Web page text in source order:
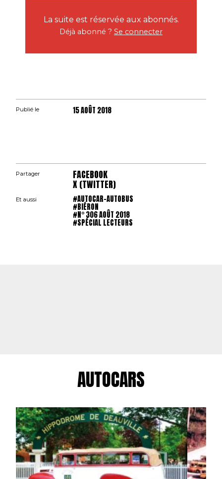
La suite est réservée aux abonnés.
Déjà abonné ? Se connecter
Publié le 15 AOÛT 2018
Partager FACEBOOK
X (TWITTER)
Et aussi #AUTOCAR-AUTOBUS
#BIÉRON
#N° 306 AOÛT 2018
#SPÉCIAL LECTEURS
AUTOCARS